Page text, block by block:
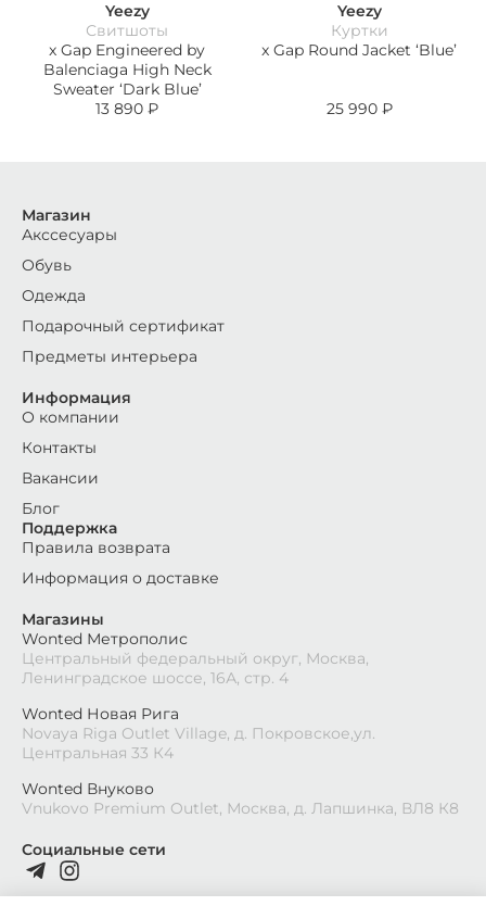
Yeezy
Свитшоты
x Gap Engineered by
Balenciaga High Neck
Sweater ‘Dark Blue’
13 890 ₽
Yeezy
Куртки
x Gap Round Jacket ‘Blue’
25 990 ₽
Социальные сети
Магазины
Wonted Метрополис
Центральный федеральный округ, Москва,
Ленинградское шоссе, 16А, стр. 4
Wonted Новая Рига
Novaya Riga Outlet Village, д. Покровское,ул.
Центральная 33 К4
Wonted Внуково
Vnukovo Premium Outlet, Москва, д. Лапшинка, ВЛ8 К8
Магазин
Акссесуары
Обувь
Одежда
Подарочный сертификат
Предметы интерьера
Информация
О компании
Контакты
Вакансии
Блог
Поддержка
Правила возврата
Информация о доставке